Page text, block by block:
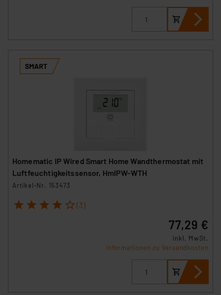
Homematic IP Wired Smart Home Wandthermostat mit
Luftfeuchtigkeitssensor, HmIPW-WTH
Artikel-Nr. 153473
1 2 3 4 5 (3)
77,29 €
inkl. MwSt.
Informationen zu Versandkosten